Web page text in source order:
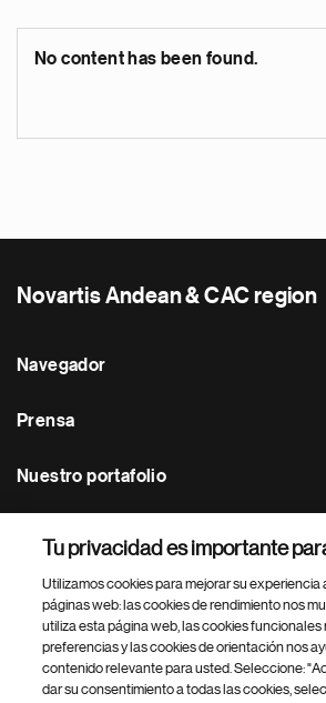
No content has been found.
Novartis Andean & CAC region
Navegador
Prensa
Nuestro portafolio
Footer Site Search
Tu privacidad es importante
Utilizamos cookies para mejorar su experiencia
páginas web: las cookies de rendimiento nos
utiliza esta página web, las cookies
preferencias y las cookies de orientación nos
contenido relevante para usted. Seleccione:
dar su consentimiento a todas las cookies,